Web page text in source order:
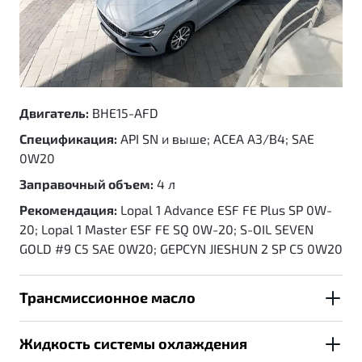
GEELY DOT4
Двигатель: BHE15-AFD
Спецификация: API SN и выше; ACEA A3/B4; SAE
0W20
Заправочный объем: 4 л
Рекомендация: Lopal 1 Advance ESF FE Plus SP 0W-
20; Lopal 1 Master ESF FE SQ 0W-20; S-OIL SEVEN
GOLD #9 C5 SAE 0W20; GEPCYN JIESHUN 2 SP C5 0W20
Трансмиссионное масло
Жидкость системы охлаждения